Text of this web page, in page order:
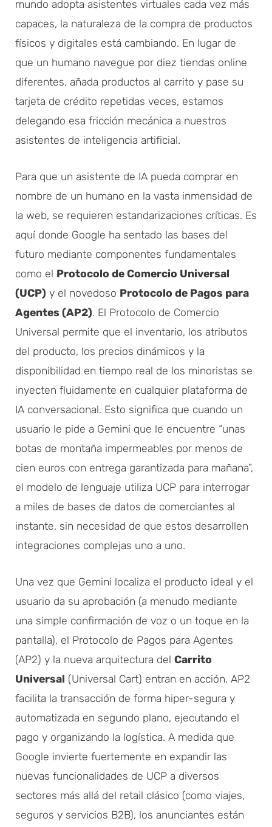
mundo adopta asistentes virtuales cada vez más
capaces, la naturaleza de la compra de productos
físicos y digitales está cambiando. En lugar de
que un humano navegue por diez tiendas online
diferentes, añada productos al carrito y pase su
tarjeta de crédito repetidas veces, estamos
delegando esa fricción mecánica a nuestros
asistentes de inteligencia artificial.
Para que un asistente de IA pueda comprar en
nombre de un humano en la vasta inmensidad de
la web, se requieren estandarizaciones críticas. Es
aquí donde Google ha sentado las bases del
futuro mediante componentes fundamentales
como el Protocolo de Comercio Universal
(UCP) y el novedoso Protocolo de Pagos para
Agentes (AP2). El Protocolo de Comercio
Universal permite que el inventario, los atributos
del producto, los precios dinámicos y la
disponibilidad en tiempo real de los minoristas se
inyecten fluidamente en cualquier plataforma de
IA conversacional. Esto significa que cuando un
usuario le pide a Gemini que le encuentre “unas
botas de montaña impermeables por menos de
cien euros con entrega garantizada para mañana”,
el modelo de lenguaje utiliza UCP para interrogar
a miles de bases de datos de comerciantes al
instante, sin necesidad de que estos desarrollen
integraciones complejas uno a uno.
Una vez que Gemini localiza el producto ideal y el
usuario da su aprobación (a menudo mediante
una simple confirmación de voz o un toque en la
pantalla), el Protocolo de Pagos para Agentes
(AP2) y la nueva arquitectura del Carrito
Universal (Universal Cart) entran en acción. AP2
facilita la transacción de forma hiper-segura y
automatizada en segundo plano, ejecutando el
pago y organizando la logística. A medida que
Google invierte fuertemente en expandir las
nuevas funcionalidades de UCP a diversos
sectores más allá del retail clásico (como viajes,
seguros y servicios B2B), los anunciantes están